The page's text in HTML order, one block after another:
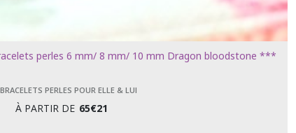
perles 6 mm/ 8 mm/ 10 mm Dragon bloodstone ***
PERLES POUR ELLE & LUI
À PARTIR DE 65€21